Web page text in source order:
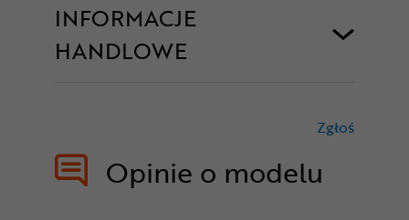
INFORMACJE
HANDLOWE
Opinie o modelu
Zgłoś